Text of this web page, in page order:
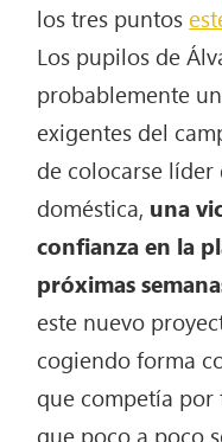
los tres puntos
Los pupilos de
probablemente
exigentes del
de colocarse
doméstica, una
confianza en la
próximas
este nuevo
cogiendo forma
que competía por
que poco a poco